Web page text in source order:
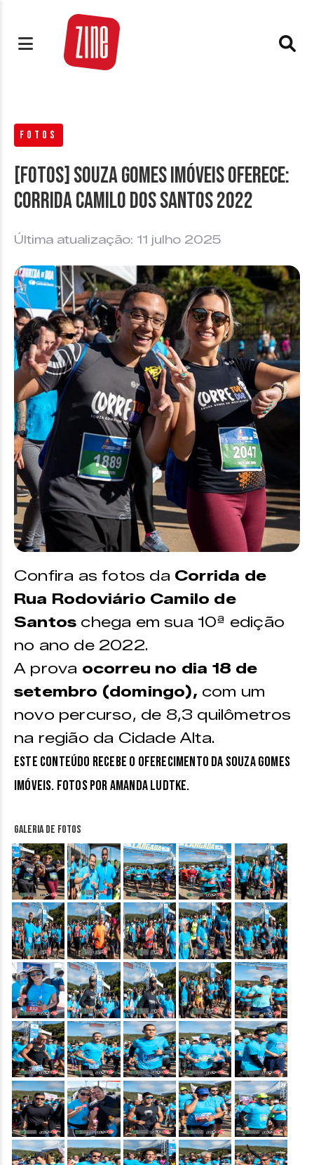
FOTOS
[FOTOS] Souza Gomes Imóveis oferece:
Corrida Camilo dos Santos 2022
Última atualização: 11 julho 2025
Confira as fotos da Corrida de
Rua Rodoviário Camilo de
Santos chega em sua 10ª edição
no ano de 2022.
A prova ocorreu no dia 18 de
setembro (domingo), com um
novo percurso, de 8,3 quilômetros
na região da Cidade Alta.
Este conteúdo recebe o oferecimento da Souza Gomes
Imóveis. Fotos por Amanda Ludtke.
Galeria de fotos